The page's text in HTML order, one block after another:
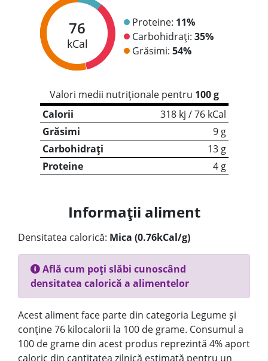
76
kCal
Proteine: 11%
Carbohidrați: 35%
Grăsimi: 54%
Valori medii nutriționale pentru 100 g
Calorii
318 kj / 76 kCal
Grăsimi
9 g
Carbohidrați
13 g
Proteine
4 g
Informații aliment
Densitatea calorică: Mica (0.76kCal/g)
Află cum poți slăbi cunoscând
densitatea calorică a alimentelor
Acest aliment face parte din categoria Legume și
conține 76 kilocalorii la 100 de grame. Consumul a
100 de grame din acest produs reprezintă 4% aport
caloric din cantitatea zilnică estimată pentru un